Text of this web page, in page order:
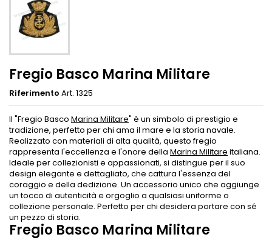
Fregio Basco Marina Militare
Riferimento Art. 1325
Il "Fregio Basco Marina Militare" è un simbolo di prestigio e
tradizione, perfetto per chi ama il mare e la storia navale.
Realizzato con materiali di alta qualità, questo fregio
rappresenta l'eccellenza e l'onore della Marina Militare italiana.
Ideale per collezionisti e appassionati, si distingue per il suo
design elegante e dettagliato, che cattura l'essenza del
coraggio e della dedizione. Un accessorio unico che aggiunge
un tocco di autenticità e orgoglio a qualsiasi uniforme o
collezione personale. Perfetto per chi desidera portare con sé
un pezzo di storia.
Fregio Basco Marina Militare